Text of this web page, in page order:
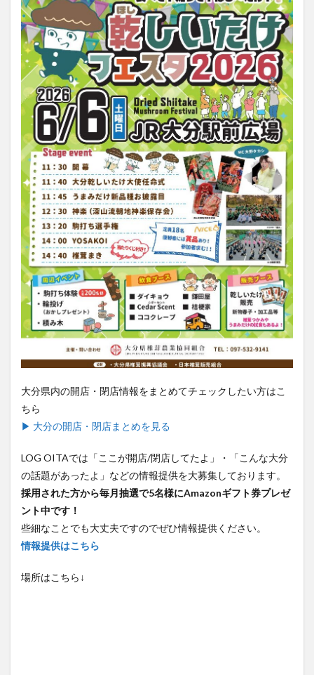
大分県内の開店・閉店情報をまとめてチェックしたい方はこ
ちら
▶ 大分の開店・閉店まとめを見る
LOG OITAでは「ここが開店/閉店してたよ」・「こんな大分
の話題があったよ」などの情報提供を大募集しております。
採用された方から毎月抽選で5名様にAmazonギフト券プレゼ
ント中です！
些細なことでも大丈夫ですのでぜひ情報提供ください。
情報提供はこちら
場所はこちら↓
姫島村
子ども教室 子ども服
子育て
宇佐市
居酒屋 屋台
平和市民公園能楽堂
庄内町カフェ
府内 投票 挾間町
新幹線
新店
日出 日出町 日田市
昆虫食
明豊
書店 期間限定 本
杵築市
津久見市
海開き 温泉 湧水
湯布院
滝
漢方 炭火焼き 焼き菓子
犬
玖珠郡
由布市 由布院 甲子園
石仏
磨崖仏
祝祭の広場 神社 祭り
秋
移転
竹田 竹田市 竹田市ディナー
紅葉
絵本
自動販売機 自転車 臼杵市
舞台
芋
花 花火 茶碗蒸し 蕎麦
虹
衆議院選挙
複合公共施設 観光
観光スポット
話題
豊後大野 豊後大野市
豊後高田市
買い物
車 農業文化公園
道の駅
鉄道ジオラマ
閉店 閉院 開店
開店閉店
開院 韓国
飛行機 飲み物 高崎山